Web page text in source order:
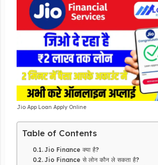
Jio App Loan Apply Online
Table of Contents
Jio Finance क्या है?
Jio Finance से लोन कौन ले सकता है?